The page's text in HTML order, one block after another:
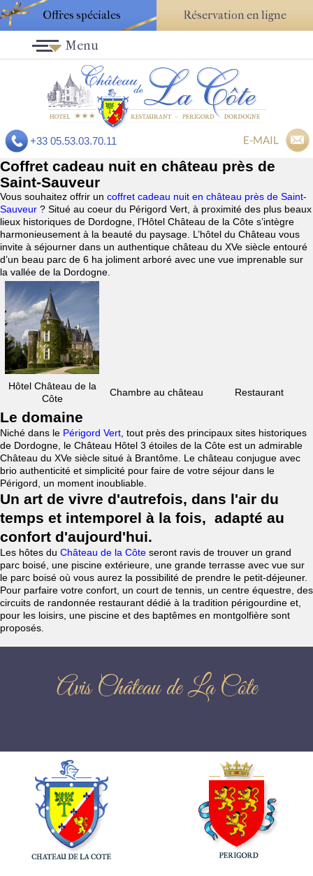
Offres spéciales Réservation en ligne
+33 05.53.03.70.11 E-MAIL
Menu
Coffret cadeau nuit en château près de
Saint-Sauveur
Vous souhaitez offrir un coffret cadeau nuit en château près de Saint-
Sauveur ? Situé au coeur du Périgord Vert, à proximité des plus beaux
lieux historiques de Dordogne, l’Hôtel Château de la Côte s’intègre
harmonieusement à la beauté du paysage. L’hôtel du Château vous
invite à séjourner dans un authentique château du XVe siècle entouré
d’un beau parc de 6 ha joliment arboré avec une vue imprenable sur
la vallée de la Dordogne.
Hôtel Château de la
Côte
Chambre au château Restaurant
Le domaine
Niché dans le Périgord Vert , tout près des principaux sites historiques
de Dordogne, le Château Hôtel 3 étoiles de la Côte est un admirable
Château du XVe siècle situé à Brantôme. Le château conjugue avec
brio authenticité et simplicité pour faire de votre séjour dans le
Périgord, un moment inoubliable.
Un art de vivre d'autrefois, dans l'air du
temps et intemporel à la fois, adapté au
confort d'aujourd'hui.
Les hôtes du Château de la Côte seront ravis de trouver un grand
parc boisé, une piscine extérieure, une grande terrasse avec vue sur
le parc boisé où vous aurez la possibilité de prendre le petit-déjeuner.
Pour parfaire votre confort, un court de tennis, un centre équestre, des
circuits de randonnée restaurant dédié à la tradition périgourdine et,
pour les loisirs, une piscine et des baptêmes en montgolfière sont
proposés.
Avis Château de La Côte